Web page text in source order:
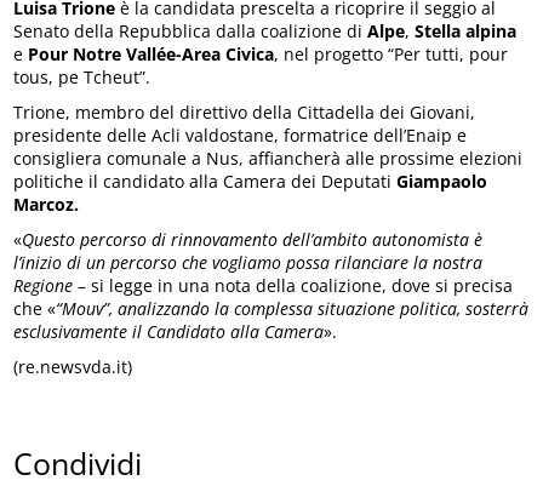
Luisa Trione è la candidata prescelta a ricoprire il seggio al
Senato della Repubblica dalla coalizione diAlpe,Stella alpina
e Pour Notre Vallée-Area Civica, nel progetto “Per tutti, pour
tous, pe Tcheut”.
Trione, membro del direttivo della Cittadella dei Giovani,
presidente delle Acli valdostane, formatrice dell’Enaip e
consigliera comunale a Nus, affiancherà alle prossime elezioni
politiche il candidato alla Camera dei DeputatiGiampaolo
Marcoz.
«Questo percorso di rinnovamento dell’ambito autonomista è
l’inizio di un percorso che vogliamo possa rilanciare la nostra
Regione – si legge in una nota della coalizione, dove si precisa
che «“Mouv”, analizzando la complessa situazione politica, sosterrà
esclusivamente il Candidato alla Camera».
(re.newsvda.it)
Condividi